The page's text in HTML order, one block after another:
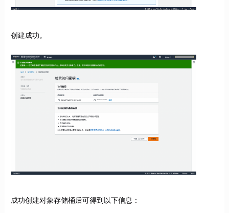
创建成功。
成功创建对象存储桶后可得到以下信息：